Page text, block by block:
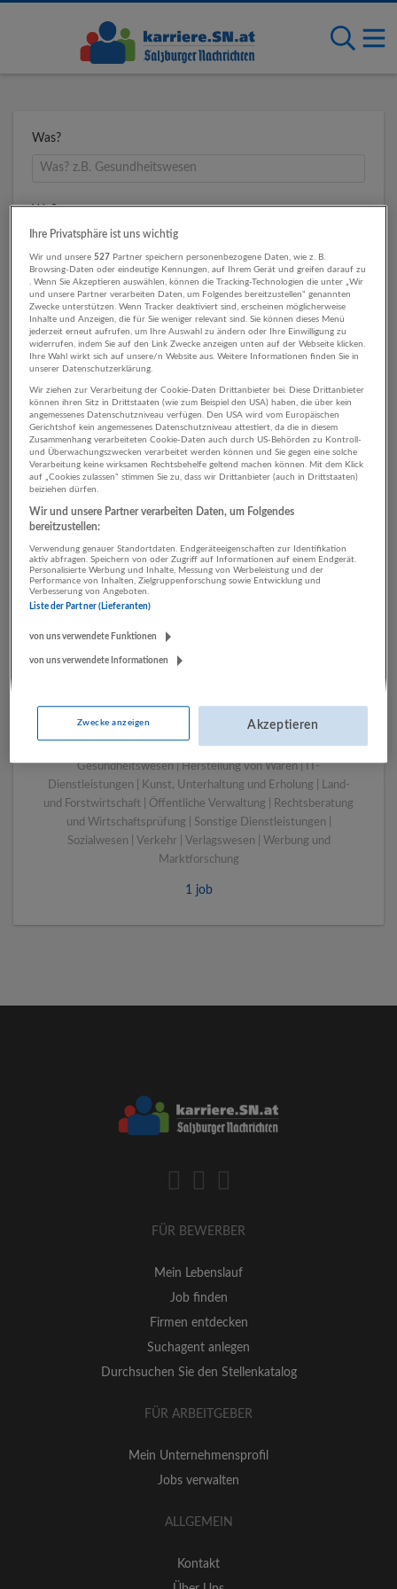
Was?
Wo?
Umkreis
1 Einkauf, Logistik, Lager
Herstellung von Waren
Unternehmen
Bergheim bei Salzburg
Bau | Beherbergung und Gastronomie | Einzelhandel |
Energieversorgung | Finanz- und Versicherungsleistungen |
Gesundheitswesen | Herstellung von Waren | IT-
Dienstleistungen | Kunst, Unterhaltung und Erholung | Land-
und Forstwirtschaft | Öffentliche Verwaltung | Rechtsberatung
und Wirtschaftsprüfung | Sonstige Dienstleistungen |
Sozialwesen | Verkehr | Verlagswesen | Werbung und
Marktforschung
1 job
FÜR BEWERBER
Mein Lebenslauf
Job finden
Firmen entdecken
Suchagent anlegen
Durchsuchen Sie den Stellenkatalog
FÜR ARBEITGEBER
Mein Unternehmensprofil
Jobs verwalten
ALLGEMEIN
Kontakt
Ihre Privatsphäre ist uns wichtig
Wir und unsere527 Partner speichern personenbezogene Daten, wie z. B.
Browsing-Daten oder eindeutige Kennungen, auf Ihrem Gerät und greifen darauf zu
. Wenn Sie Akzeptieren auswählen, können die Tracking-Technologien die unter „Wir
und unsere Partner verarbeiten Daten, um Folgendes bereitzustellen“ genannten
Zwecke unterstützen. Wenn Tracker deaktiviert sind, erscheinen möglicherweise
Inhalte und Anzeigen, die für Sie weniger relevant sind. Sie können dieses Menü
jederzeit erneut aufrufen, um Ihre Auswahl zu ändern oder Ihre Einwilligung zu
widerrufen, indem Sie auf den Link Zwecke anzeigen unten auf der Webseite klicken.
Ihre Wahl wirkt sich auf unsere/n Website aus. Weitere Informationen finden Sie in
unserer Datenschutzerklärung.
Wir ziehen zur Verarbeitung der Cookie-Daten Drittanbieter bei. Diese Drittanbieter
können ihren Sitz in Drittstaaten (wie zum Beispiel den USA) haben, die über kein
angemessenes Datenschutzniveau verfügen. Den USA wird vom Europäischen
Gerichtshof kein angemessenes Datenschutzniveau attestiert, da die in diesem
Zusammenhang verarbeiteten Cookie-Daten auch durch US-Behörden zu Kontroll-
und Überwachungszwecken verarbeitet werden können und Sie gegen eine solche
Verarbeitung keine wirksamen Rechtsbehelfe geltend machen können. Mit dem Klick
auf „Cookies zulassen“ stimmen Sie zu, dass wir Drittanbieter (auch in Drittstaaten)
beiziehen dürfen.
Wir und unsere Partner verarbeiten Daten, um Folgendes
bereitzustellen:
Verwendung genauer Standortdaten. Endgeräteeigenschaften zur Identifikation
aktiv abfragen. Speichern von oder Zugriff auf Informationen auf einem Endgerät.
Personalisierte Werbung und Inhalte, Messung von Werbeleistung und der
Performance von Inhalten, Zielgruppenforschung sowie Entwicklung und
Verbesserung von Angeboten.
Liste der Partner (Lieferanten)
von uns verwendete Funktionen
von uns verwendete Informationen
Zwecke anzeigen Akzeptieren